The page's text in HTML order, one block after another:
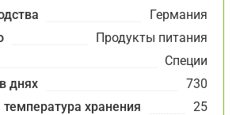
Германия
Продукты питания
Специи
днях
730
хранения
25